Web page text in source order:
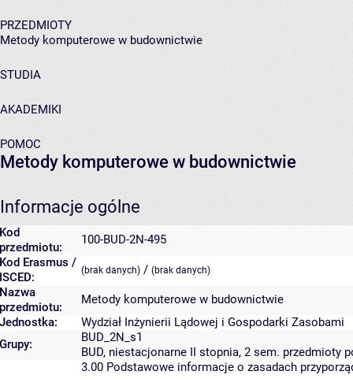
PRZEDMIOTY
Metody komputerowe w budownictwie
STUDIA
AKADEMIKI
POMOC
Metody komputerowe w budownictwie
Informacje ogólne
Kod
przedmiotu:
100-BUD-2N-495
Kod Erasmus /
ISCED:
(brak danych) / (brak danych)
Nazwa
przedmiotu:
Metody komputerowe w budownictwie
Jednostka:
Wydział Inżynierii Lądowej i Gospodarki Zasobami
Grupy:
BUD_2N_s1
BUD, niestacjonarne II stopnia, 2 sem. przedmioty
3.00 Podstawowe informacje o zasadach